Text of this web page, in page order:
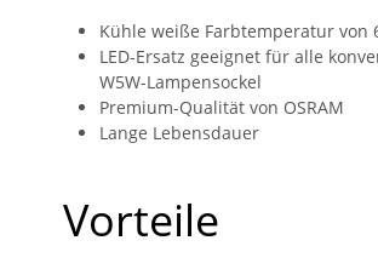
Kühle weiße Farbtemperatur von
LED-Ersatz geeignet für alle
W5W-Lampensockel
Premium-Qualität von OSRAM
Lange Lebensdauer
Vorteile